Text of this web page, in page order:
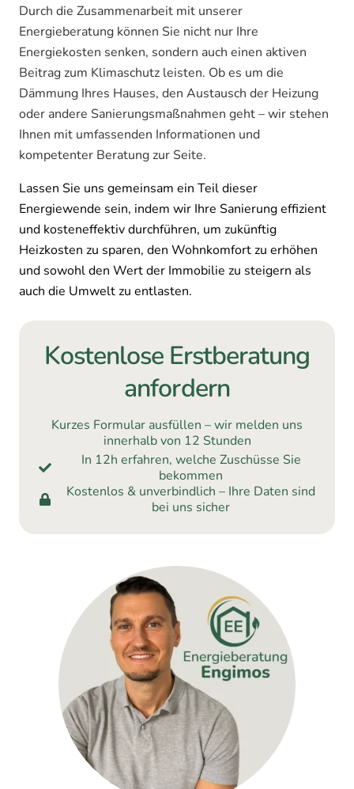
Durch die Zusammenarbeit mit unserer
Energieberatung können Sie nicht nur Ihre
Energiekosten senken, sondern auch einen aktiven
Beitrag zum Klimaschutz leisten. Ob es um die
Dämmung Ihres Hauses, den Austausch der Heizung
oder andere Sanierungsmaßnahmen geht – wir stehen
Ihnen mit umfassenden Informationen und
kompetenter Beratung zur Seite.
Lassen Sie uns gemeinsam ein Teil dieser
Energiewende sein, indem wir Ihre Sanierung effizient
und kosteneffektiv durchführen, um zukünftig
Heizkosten zu sparen, den Wohnkomfort zu erhöhen
und sowohl den Wert der Immobilie zu steigern als
auch die Umwelt zu entlasten.
Kostenlose Erstberatung
anfordern
Kurzes Formular ausfüllen – wir melden uns
innerhalb von 12 Stunden
In 12h erfahren, welche Zuschüsse Sie
bekommen
Kostenlos & unverbindlich – Ihre Daten sind
bei uns sicher